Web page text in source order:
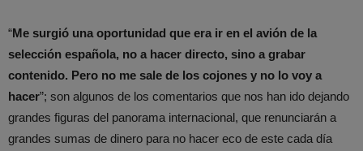
“Me surgió una oportunidad que era ir en el avión de la
selección española, no a hacer directo, sino a grabar
contenido. Pero no me sale de los cojones y no lo voy a
hacer”; son algunos de los comentarios que nos han ido dejando
grandes figuras del panorama internacional, que renunciarán a
grandes sumas de dinero para no hacer eco de este cada día